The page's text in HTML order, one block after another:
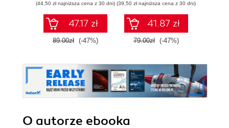
probabilistycznym.
Wydanie III
(44,50 zł najniższa cena z 30 dni)
47.17 zł
89.00zł (-47%)
(39,50 zł najniższa cena z 30 dni)
41.87 zł
79.00zł (-47%)
O autorze ebooka